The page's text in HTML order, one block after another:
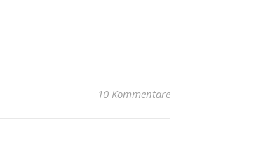
10 Kommentare